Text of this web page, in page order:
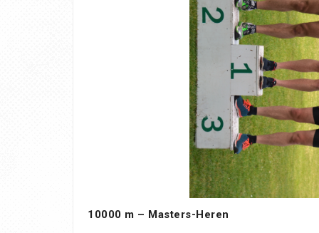
10000 m – Masters-Heren